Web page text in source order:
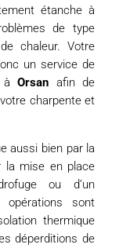
étanche à
de type
chaleur. Votre
un service de
àOrsan afin de
charpente et
aussi bien par la
la mise en place
ou d’un
opérations sont
thermique
déperditions de